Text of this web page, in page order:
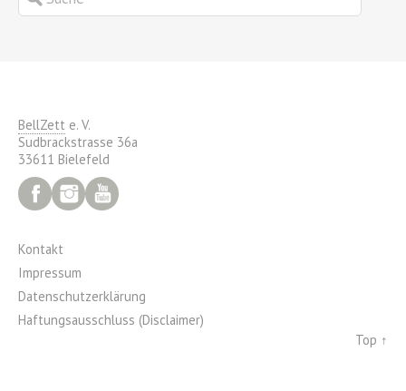
BellZett e. V.
Sudbrackstrasse 36a
33611 Bielefeld
FacebookInstagram
Kontakt
Impressum
Datenschutzerklärung
Haftungsausschluss (Disclaimer)
Top ↑